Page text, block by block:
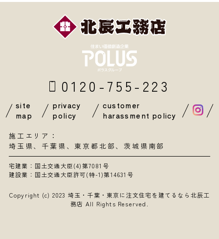
0120-755-223
site
map
privacy
policy
customer
harassment policy
施工エリア：
埼玉県、 千葉県 、東京都北部、茨城県南部
宅建業：国土交通大臣(4)第7081号
建設業：国土交通大臣許可(特-1)第14631号
Copyright (c) 2023 埼玉・千葉・東京に注文住宅を建てるなら北辰工
務店 All Rights Reserved.